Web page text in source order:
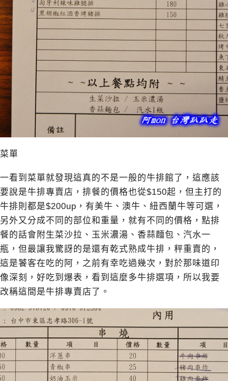
菜單
一看到菜單就發現這真的不是一般的牛排館了，這應該
要說是牛排專賣店，排餐的價格也從$150起，但主打的
牛排則都是$200up，有美牛、澳牛、紐西蘭牛等可選，
另外又分成不同的部位和重量，就有不同的價格，點排
餐的話會附生菜沙拉、玉米濃湯、香蒜麵包、汽水一
瓶，但最讓我驚訝的是還有乾式熟成牛排，秤重賣的，
這是饕客在吃的阿，之前有幸吃過幾次，對於那味道印
像深刻，好吃到爆表，看到這麼多牛排選項，所以我要
改稱這間是牛排專賣店了。